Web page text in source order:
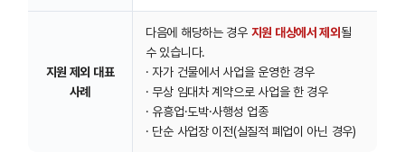
지원 제외 대표
사례
다음에 해당하는 경우 지원 대상에서 제외될
수 있습니다.
· 자가 건물에서 사업을 운영한 경우
· 무상 임대차 계약으로 사업을 한 경우
· 유흥업·도박·사행성 업종
· 단순 사업장 이전(실질적 폐업이 아닌 경우)